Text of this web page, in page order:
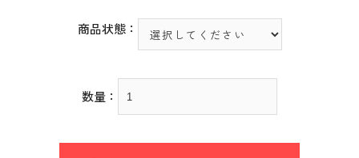
商品状態：
数量：